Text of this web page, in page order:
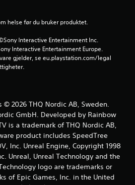
helse før du bruker produktet.
Interactive Entertainment Inc.
Interactive Entertainment Europe.
gjelder, se eu.playstation.com/legal
© 2026 THQ Nordic AB, Sweden.
GmbH. Developed by Rainbow
is a trademark of THQ Nordic AB,
product includes SpeedTree
Inc. Unreal Engine, Copyright 1998
Unreal, Unreal Technology and the
logo are trademarks or
of Epic Games, Inc. in the United